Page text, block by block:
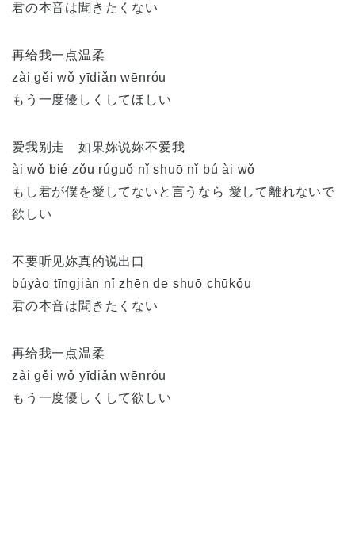
君の本音は聞きたくない
再给我一点温柔
zài gěi wǒ yīdiǎn wēnróu
もう一度優しくしてほしい
爱我别走 如果妳说妳不爱我
ài wǒ bié zǒu rúguǒ nǐ shuō nǐ bú ài wǒ
もし君が僕を愛してないと言うなら 愛して離れないで
欲しい
不要听见妳真的说出口
búyào tīngjiàn nǐ zhēn de shuō chūkǒu
君の本音は聞きたくない
再给我一点温柔
zài gěi wǒ yīdiǎn wēnróu
もう一度優しくして欲しい